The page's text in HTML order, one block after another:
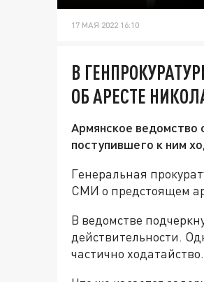
17 МАЯ 2022 16:10
В
ОБ АРЕСТЕ
Армянское
поступившего к ним
Генеральная
СМИ о предстоящем
В ведомстве
действительности.
частично